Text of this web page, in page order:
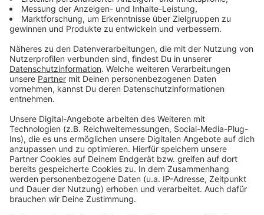
Daten zu Ihren Aktivitäten
sammeln. Bitte lesen Sie die
Details durch und stimmen Sie der
Nutzung des Service zu, um dieses
Video anzusehen.
Mehr Informationen
Akzeptieren
powered byUsercentrics Consent
Management Platform
Paranoia, Angst und übernatürliche Kräfte stellen die
Probe.
Anzeige
©Copyright: Magenta TV